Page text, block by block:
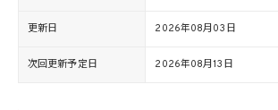
更新日 2026年08月03日
次回更新予定日 2026年08月13日